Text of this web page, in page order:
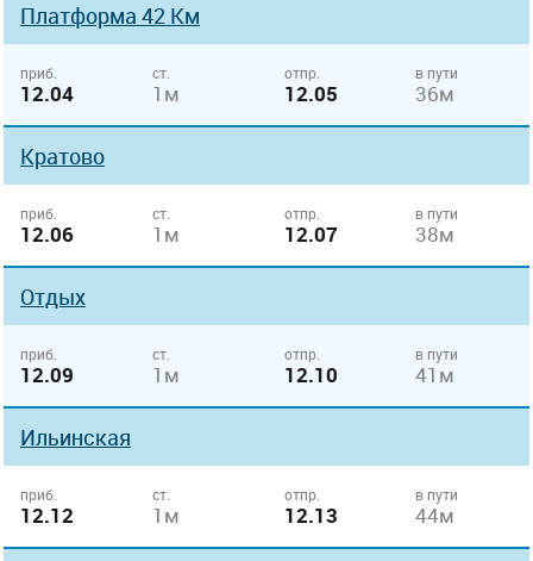
Платформа 42 Км
приб.
12.04
ст.
1м
отпр.
12.05
в пути
36м
Кратово
приб.
12.06
ст.
1м
отпр.
12.07
в пути
38м
Отдых
приб.
12.09
ст.
1м
отпр.
12.10
в пути
41м
Ильинская
приб.
12.12
ст.
1м
отпр.
12.13
в пути
44м